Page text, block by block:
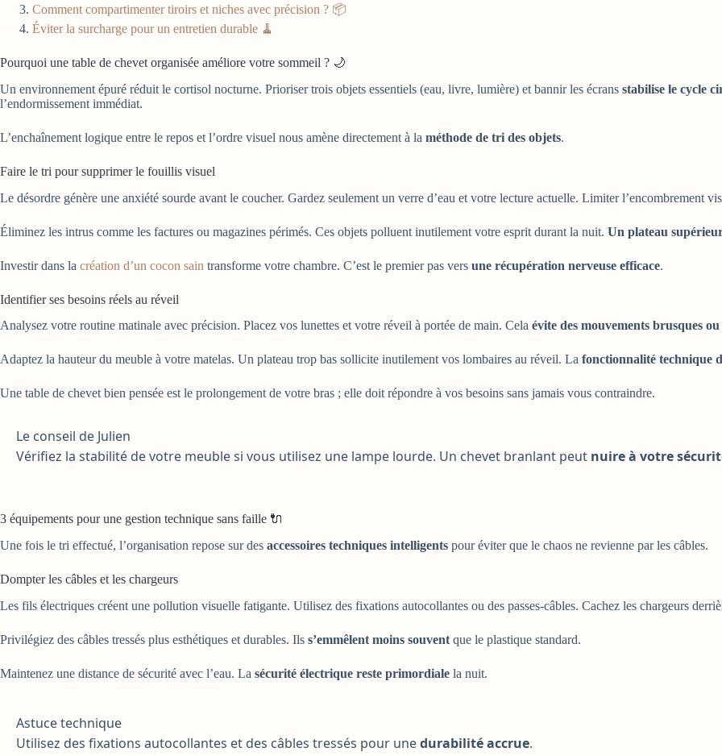
Comment compartimenter tiroirs et niches avec précision ? 📦
Éviter la surcharge pour un entretien durable 🧹
Pourquoi une table de chevet organisée améliore votre sommeil ? 🌙
Un environnement épuré réduit le cortisol nocturne. Prioriser trois objets essentiels (eau, livre, lumière) et bannir les écrans stabilise le cycle
l’endormissement immédiat.
L’enchaînement logique entre le repos et l’ordre visuel nous amène directement à la méthode de tri des objets.
Faire le tri pour supprimer le fouillis visuel
Le désordre génère une anxiété sourde avant le coucher. Gardez seulement un verre d’eau et votre lecture actuelle. Limiter l’encombrement
Éliminez les intrus comme les factures ou magazines périmés. Ces objets polluent inutilement votre esprit durant la nuit. Un plateau
Investir dans la création d’un cocon sain transforme votre chambre. C’est le premier pas vers une récupération nerveuse efficace.
Identifier ses besoins réels au réveil
Analysez votre routine matinale avec précision. Placez vos lunettes et votre réveil à portée de main. Cela évite des mouvements brusques
Adaptez la hauteur du meuble à votre matelas. Un plateau trop bas sollicite inutilement vos lombaires au réveil. La fonctionnalité technique
Une table de chevet bien pensée est le prolongement de votre bras ; elle doit répondre à vos besoins sans jamais vous contraindre.
Le conseil de Julien
Vérifiez la stabilité de votre meuble si vous utilisez une lampe lourde. Un chevet branlant peut nuire à votre
3 équipements pour une gestion technique sans faille 🔌
Une fois le tri effectué, l’organisation repose sur des accessoires techniques intelligents pour éviter que le chaos ne revienne par les câbles.
Dompter les câbles et les chargeurs
Les fils électriques créent une pollution visuelle fatigante. Utilisez des fixations autocollantes ou des passes-câbles. Cachez les chargeurs
Privilégiez des câbles tressés plus esthétiques et durables. Ils s’emmêlent moins souvent que le plastique standard.
Maintenez une distance de sécurité avec l’eau. La sécurité électrique reste primordiale la nuit.
Astuce technique
Utilisez des fixations autocollantes et des câbles tressés pour unedurabilité accrue.